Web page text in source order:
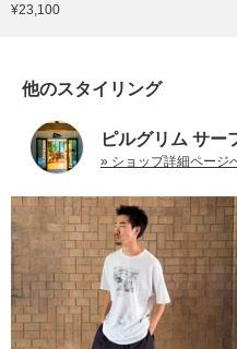
¥23,100
他のスタイリング
ピルグリム サー
» ショップ詳細ページ